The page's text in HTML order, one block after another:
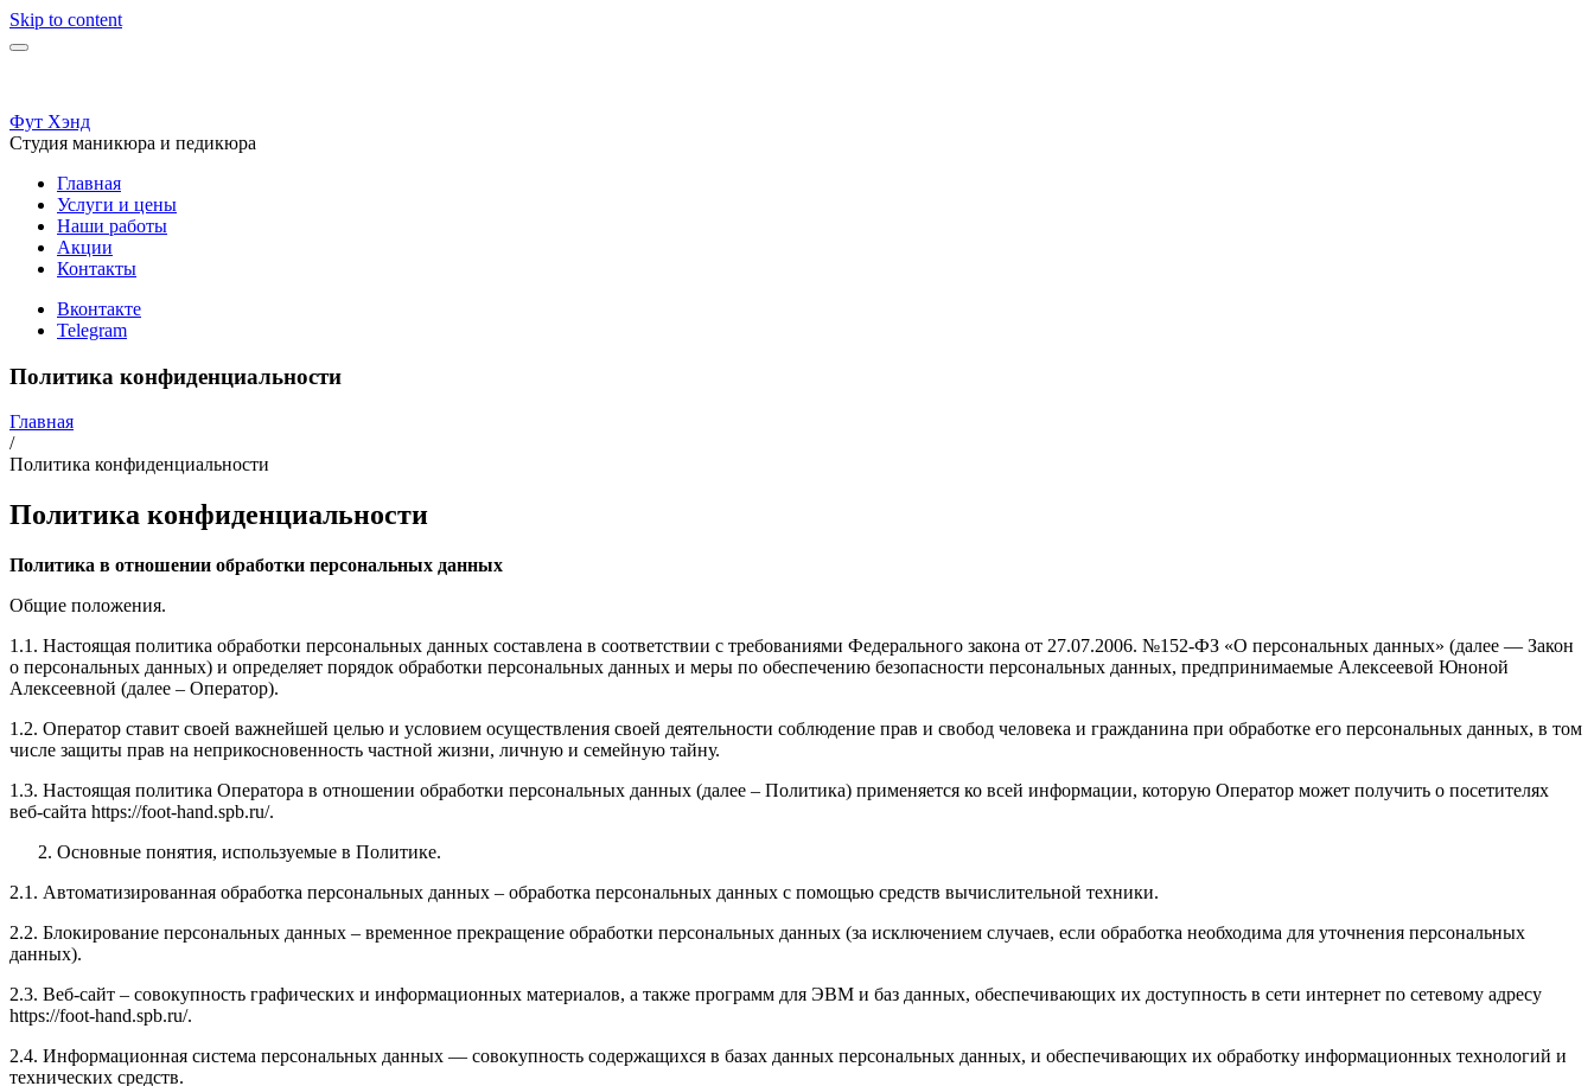
Skip to content
Фут Хэнд
Студия маникюра и педикюра
Главная
Услуги и цены
Наши работы
Акции
Контакты
Вконтакте
Telegram
Политика конфиденциальности
Главная
/
Политика конфиденциальности
Политика конфиденциальности
Политика в отношении обработки персональных данных
Общие положения.
1.1. Настоящая политика обработки персональных данных составлена в соответствии с требованиями Федерального закона от 27.07.2006. №152-ФЗ «О персональных данных» (далее — Закон
о персональных данных) и определяет порядок обработки персональных данных и меры по обеспечению безопасности персональных данных, предпринимаемые Алексеевой Юноной
Алексеевной (далее – Оператор).
1.2. Оператор ставит своей важнейшей целью и условием осуществления своей деятельности соблюдение прав и свобод человека и гражданина при обработке его персональных данных, в том
числе защиты прав на неприкосновенность частной жизни, личную и семейную тайну.
1.3. Настоящая политика Оператора в отношении обработки персональных данных (далее – Политика) применяется ко всей информации, которую Оператор может получить о посетителях
веб-сайта https://foot-hand.spb.ru/.
Основные понятия, используемые в Политике.
2.1. Автоматизированная обработка персональных данных – обработка персональных данных с помощью средств вычислительной техники.
2.2. Блокирование персональных данных – временное прекращение обработки персональных данных (за исключением случаев, если обработка необходима для уточнения персональных
данных).
2.3. Веб-сайт – совокупность графических и информационных материалов, а также программ для ЭВМ и баз данных, обеспечивающих их доступность в сети интернет по сетевому адресу
https://foot-hand.spb.ru/.
2.4. Информационная система персональных данных — совокупность содержащихся в базах данных персональных данных, и обеспечивающих их обработку информационных технологий и
технических средств.